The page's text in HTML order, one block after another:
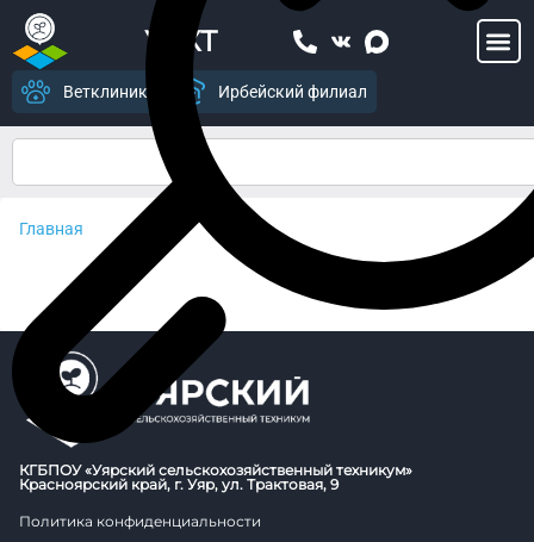
УСХТ
Ветклиника Ирбейский филиал
Главная
КГБПОУ «Уярский сельскохозяйственный техникум»
Красноярский край, г. Уяр, ул. Трактовая, 9
Политика конфиденциальности